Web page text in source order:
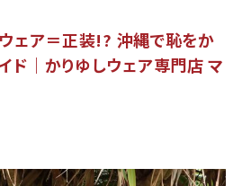
ウェア＝正装!? 沖縄で恥をか
ド｜かりゆしウェア専門店 マ